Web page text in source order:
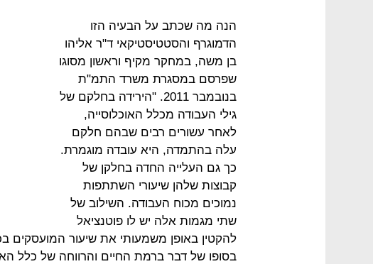
הנה מה שכתב על הבעיה הזו
הדמוגרף והסטטיסטיקאי ד"ר אליהו
בן משה, במחקר מקיף וראשון מסוגו
שפרסם במסגרת משרד התמ"ת
בנובמבר 2011. "הירידה בחלקם של
גילי העבודה מכלל האוכלוסייה,
לאחר עשורים רבים שבהם חלקם
עלה בהתמדה, היא עובדה מוגמרת.
כך גם העלייה החדה בחלקן של
קבוצות שלהן שיעורי השתתפות
נמוכים מכוח העבודה. השילוב של
שתי מגמות אלה יש לו פוטנציאל
להקטין באופן משמעותי את שיעור המועסקים
בסופו של דבר ברמת החיים והרווחה של כלל